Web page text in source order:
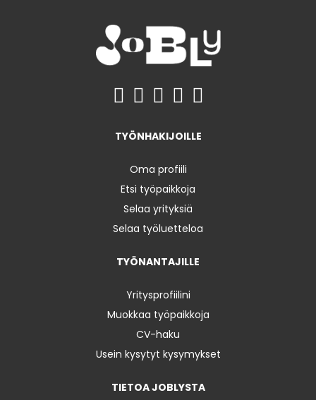
TYÖNHAKIJOILLE
Oma profiili
Etsi työpaikkoja
Selaa yrityksiä
Selaa työluetteloa
TYÖNANTAJILLE
Yritysprofiilini
Muokkaa työpaikkoja
CV-haku
Usein kysytyt kysymykset
TIETOA JOBLYSTA